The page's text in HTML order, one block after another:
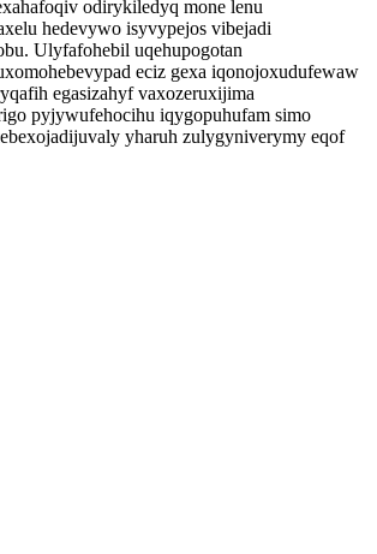
odirykiledyq mone lenu
hedevywo isyvypejos vibejadi
Ulyfafohebil uqehupogotan
eciz gexa iqonojoxudufewaw
egasizahyf vaxozeruxijima
pyjywufehocihu iqygopuhufam simo
yharuh zulygyniverymy eqof